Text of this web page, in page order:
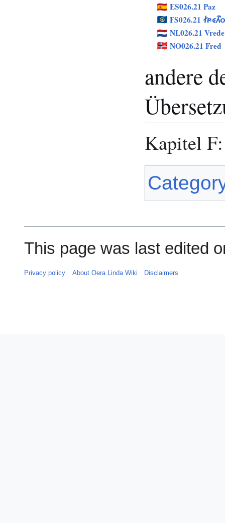
ES026.21 Paz
FS026.21 FRÉTHO
NL026.21 Vrede
NO026.21 Fred
andere
Kapitel
This page was last edited
Privacy policy About Oera Linda Wiki Disclaimers